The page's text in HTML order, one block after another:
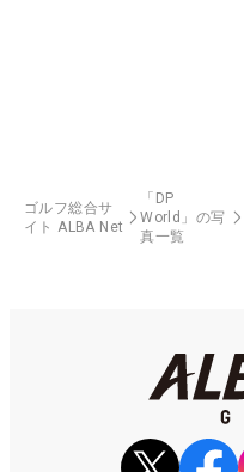
ゴルフ総合サ
イト ALBA Net
「DP
World」の写
真一覧